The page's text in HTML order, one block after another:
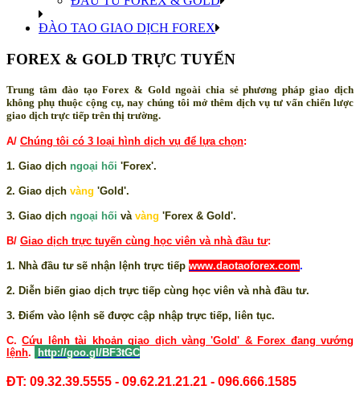
ĐÀO TAO GIAO DỊCH FOREX
FOREX & GOLD TRỰC TUYẾN
Trung tâm đào tạo Forex & Gold ngoài chia sẻ phương pháp giao dịch
không phụ thuộc cộng cụ, nay chúng tôi mở thêm dịch vụ tư vấn chiến lược
giao dịch trực tiếp trên thị trường.
A/ Chúng tôi có 3 loại hình dịch vụ để lựa chọn:
1. Giao dịch ngoại hối 'Forex'.
2. Giao dịch vàng 'Gold'.
3. Giao dịch ngoại hối và vàng 'Forex & Gold'.
B/ Giao dịch trực tuyến cùng học viên và nhà đầu tư:
1. Nhà đầu tư sẽ nhận lệnh trực tiếp www.daotaoforex.com.
2. Diễn biến giao dịch trực tiếp cùng học viên và nhà đầu tư.
3. Điểm vào lệnh sẽ được cập nhập trực tiếp, liên tục.
C.Cứu lệnh tài khoản giao dịch vàng 'Gold' & Forex đang vướng
lệnh. http://goo.gl/BF3tGC
ĐT: 09.32.39.5555 - 09.62.21.21.21 - 096.666.1585